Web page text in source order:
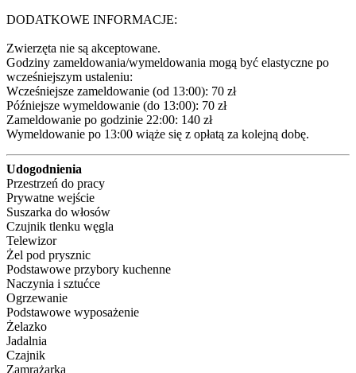
DODATKOWE INFORMACJE:
Zwierzęta nie są akceptowane.
Godziny zameldowania/wymeldowania mogą być elastyczne po
wcześniejszym ustaleniu:
Wcześniejsze zameldowanie (od 13:00): 70 zł
Późniejsze wymeldowanie (do 13:00): 70 zł
Zameldowanie po godzinie 22:00: 140 zł
Wymeldowanie po 13:00 wiąże się z opłatą za kolejną dobę.
Udogodnienia
Przestrzeń do pracy
Prywatne wejście
Suszarka do włosów
Czujnik tlenku węgla
Telewizor
Żel pod prysznic
Podstawowe przybory kuchenne
Naczynia i sztućce
Ogrzewanie
Podstawowe wyposażenie
Żelazko
Jadalnia
Czajnik
Zamrażarka